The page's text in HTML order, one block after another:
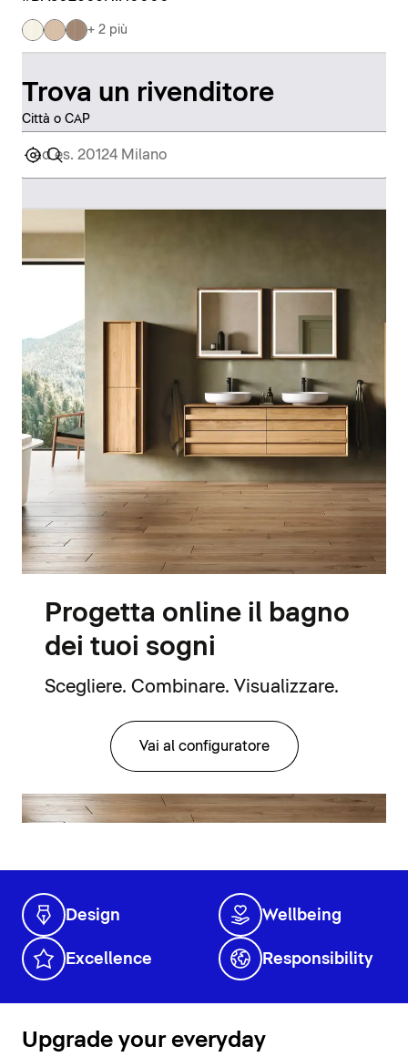
+ 2 più
Trova un rivenditore
Città o CAP
Progetta online il bagno
dei tuoi sogni
Scegliere. Combinare. Visualizzare.
Vai al configuratore
Design Wellbeing
Excellence Responsibility
Upgrade your everyday